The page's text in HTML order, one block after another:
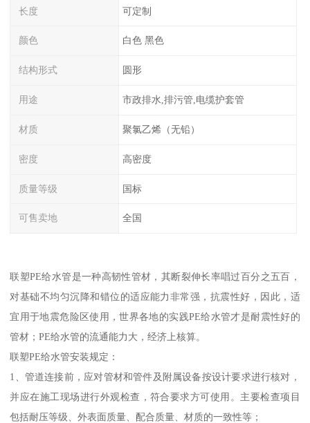
长度 可定制
颜色 白色 黑色
结构形式 圆形
用途 市政排水,排污管,电缆护套管
材质 聚氯乙烯（无铅）
密度 高密度
质量等级 国标
可售卖地 全国
联塑PE给水管是一种高韧性管材，其断裂伸长率唱过百分之五百，
对基础不均匀沉降和错位的适应能力非常强，抗震性好，因此，适
宜用于地震危险区使用，世界各地的实践PE给水管才是耐震性好的
管材；PE给水管的流通能力大，经济上核算。
联塑PE给水管安装规定：
1、管道连接前，应对管材和管件及附属设备按设计要求进行核对，
并应在施工现场进行外观检查，符合要求方可使用。主要检查项目
包括耐压等级、外表面质量、配合质量、材质的一致性等；